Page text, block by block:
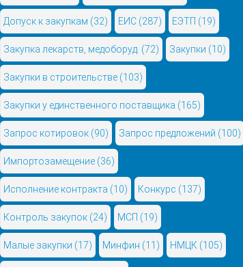
Допуск к закупкам (32) ЕИС (287) ЕЭТП (19)
Закупка лекарств, медоборуд. (72) Закупки (10)
Закупки в строительстве (103)
Закупки у единственного поставщика (165)
Запрос котировок (90) Запрос предложений (100)
Импортозамещение (36)
Исполнение контракта (10) Конкурс (137)
Контроль закупок (24) МСП (19)
Малые закупки (17) Минфин (11) НМЦК (105)